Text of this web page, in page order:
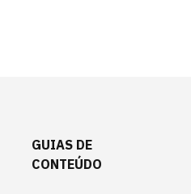
GUIAS DE
CONTEÚDO